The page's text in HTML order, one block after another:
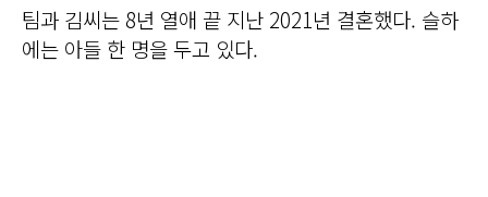
팀과 김씨는 8년 열애 끝 지난 2021년 결혼했다. 슬하
에는 아들 한 명을 두고 있다.